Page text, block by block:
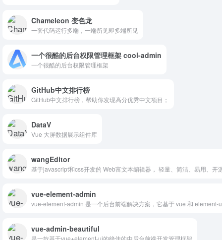
Chameleon 变色龙
一套代码运行多端，一端所见即多端所见
一个很酷的后台权限管理框架 cool-admin
一个很酷的后台权限管理框架
GitHub中文排行榜
GitHub中文排行榜，帮助你发现高分优秀中文项目；
DataV
Vue 大屏数据展示组件库
wangEditor
基于javascript和css开发的 Web富文本编辑器， 轻量、简洁、易用、开
vue-element-admin
vue-element-admin 是一个后台前端解决方案，它基于 vue 和 element-
vue-admin-beautiful
是一款基于vue+element-ui的绝佳的中后台前端开发管理框架